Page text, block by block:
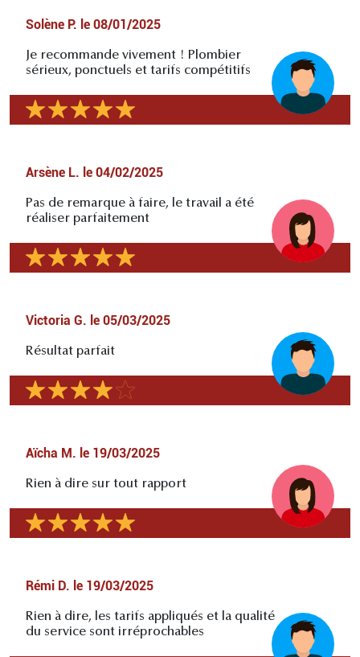
Solène P. le 08/01/2025
Je recommande vivement ! Plombier
sérieux, ponctuels et tarifs compétitifs
Arsène L. le 04/02/2025
Pas de remarque à faire, le travail a été
réaliser parfaitement
Victoria G. le 05/03/2025
Résultat parfait
Aïcha M. le 19/03/2025
Rien à dire sur tout rapport
Rémi D. le 19/03/2025
Rien à dire, les tarifs appliqués et la qualité
du service sont irréprochables